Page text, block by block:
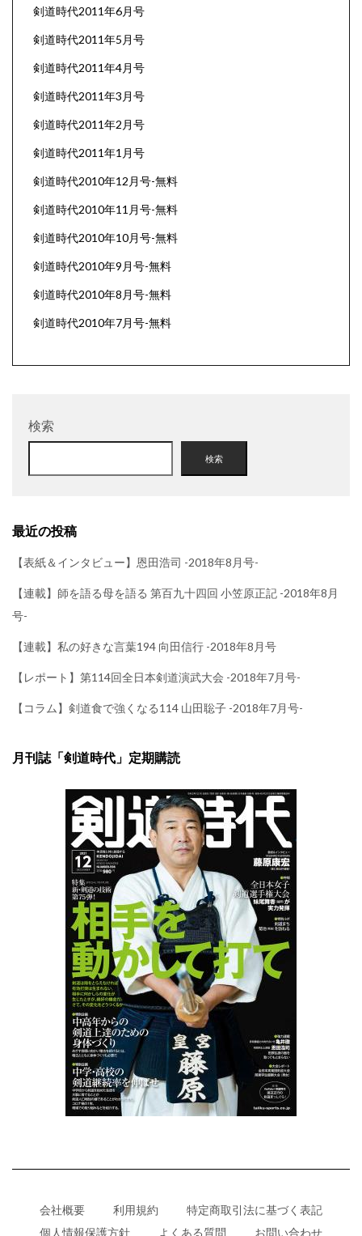
剣道時代2011年6月号
剣道時代2011年5月号
剣道時代2011年4月号
剣道時代2011年3月号
剣道時代2011年2月号
剣道時代2011年1月号
剣道時代2010年12月号-無料
剣道時代2010年11月号-無料
剣道時代2010年10月号-無料
剣道時代2010年9月号-無料
剣道時代2010年8月号-無料
剣道時代2010年7月号-無料
検索
検索
最近の投稿
【表紙＆インタビュー】恩田浩司 -2018年8月号-
【連載】師を語る母を語る 第百九十四回 小笠原正記 -2018年8月
号-
【連載】私の好きな言葉194 向田信行 -2018年8月号
【レポート】第114回全日本剣道演武大会 -2018年7月号-
【コラム】剣道食で強くなる114 山田聡子 -2018年7月号-
月刊誌「剣道時代」定期購読
会社概要 利用規約
特定商取引法に基づく表記
個人情報保護方針
よくある質問 お問い合わせ